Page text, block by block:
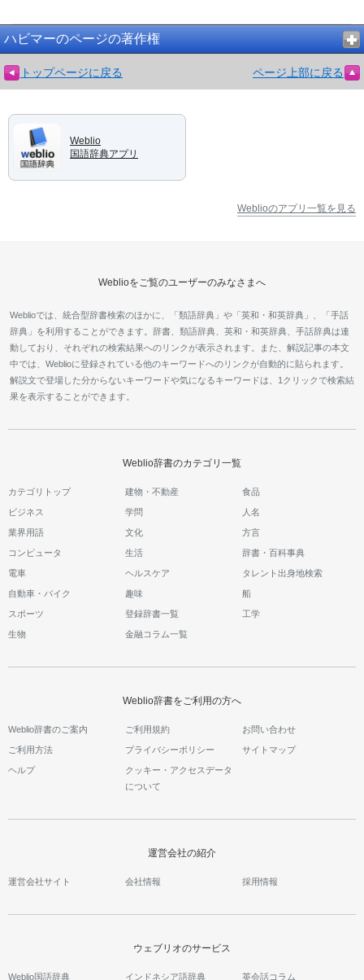
ハビマーのページの著作権
トップページに戻る ページ上部に戻る
Weblio
国語辞典アプリ
Weblioのアプリ一覧を見る
Weblioをご覧のユーザーのみなさまへ
Weblioでは、統合型辞書検索のほかに、「類語辞典」や「英和・和英辞典」、「手話
辞典」を利用することができます。辞書、類語辞典、英和・和英辞典、手話辞典は連
動しており、それぞれの検索結果へのリンクが表示されます。また、解説記事の本文
中では、Weblioに登録されている他のキーワードへのリンクが自動的に貼られます。
解説文で登場した分からないキーワードや気になるキーワードは、1クリックで検索結
果を表示することができます。
Weblio辞書のカテゴリ一覧
カテゴリトップ 建物・不動産 食品
ビジネス 学問 人名
業界用語 文化 方言
コンピュータ 生活 辞書・百科事典
電車 ヘルスケア タレント出身地検索
自動車・バイク 趣味 船
スポーツ 登録辞書一覧 工学
生物 金融コラム一覧
Weblio辞書をご利用の方へ
Weblio辞書のご案内 ご利用規約 お問い合わせ
ご利用方法 プライバシーポリシー サイトマップ
ヘルプ
クッキー・アクセスデータ
について
運営会社の紹介
運営会社サイト 会社情報 採用情報
ウェブリオのサービス
Weblio国語辞典 インドネシア語辞典 英会話コラム